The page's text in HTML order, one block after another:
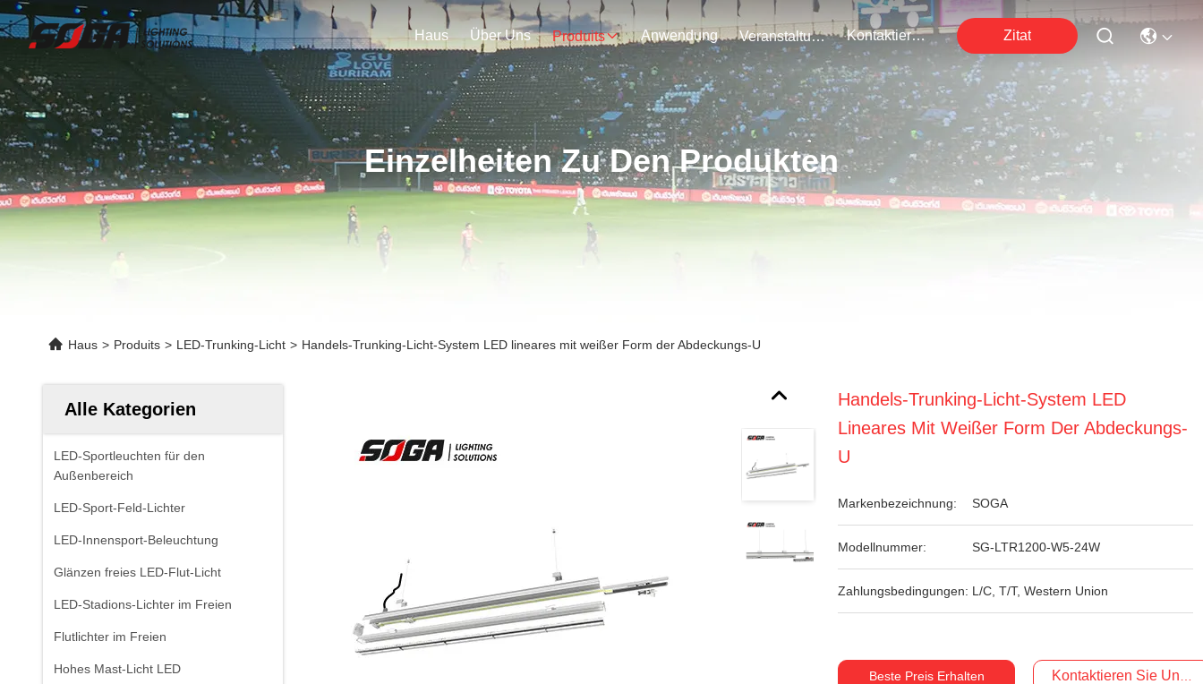
Haus Über Uns Produits Anwendung Veranstaltungen Kontaktieren Sie Uns Zitat
Einzelheiten Zu Den Produkten
Haus > Produits > LED-Trunking-Licht > Handels-Trunking-Licht-System LED lineares mit weißer Form der Abdeckungs-U
Alle Kategorien
LED-Sportleuchten für den
Außenbereich
LED-Sport-Feld-Lichter
LED-Innensport-Beleuchtung
Glänzen freies LED-Flut-Licht
LED-Stadions-Lichter im Freien
Flutlichter im Freien
Hohes Mast-Licht LED
Handels-Trunking-Licht-System LED
Lineares Mit Weißer Form Der Abdeckungs-
U
Markenbezeichnung: SOGA
Modellnummer: SG-LTR1200-W5-24W
Zahlungsbedingungen: L/C, T/T, Western Union
Beste Preis Erhalten Kontaktieren Sie Uns